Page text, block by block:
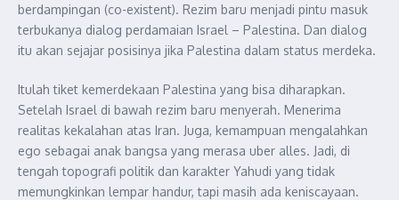
berdampingan (co-existent). Rezim baru menjadi pintu masuk
terbukanya dialog perdamaian Israel – Palestina. Dan dialog
itu akan sejajar posisinya jika Palestina dalam status merdeka.
Itulah tiket kemerdekaan Palestina yang bisa diharapkan.
Setelah Israel di bawah rezim baru menyerah. Menerima
realitas kekalahan atas Iran. Juga, kemampuan mengalahkan
ego sebagai anak bangsa yang merasa uber alles. Jadi, di
tengah topografi politik dan karakter Yahudi yang tidak
memungkinkan lempar handur, tapi masih ada keniscayaan.